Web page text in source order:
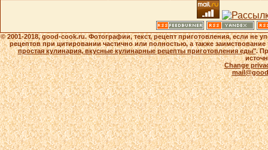
© 2001-2018, good-cook.ru. Фотографии, текст, рецепт приготовления, если не
рецептов при цитировании частично или полностью, а также
простая кулинария, вкусные кулинарные рецепты приготовления еды".
Change